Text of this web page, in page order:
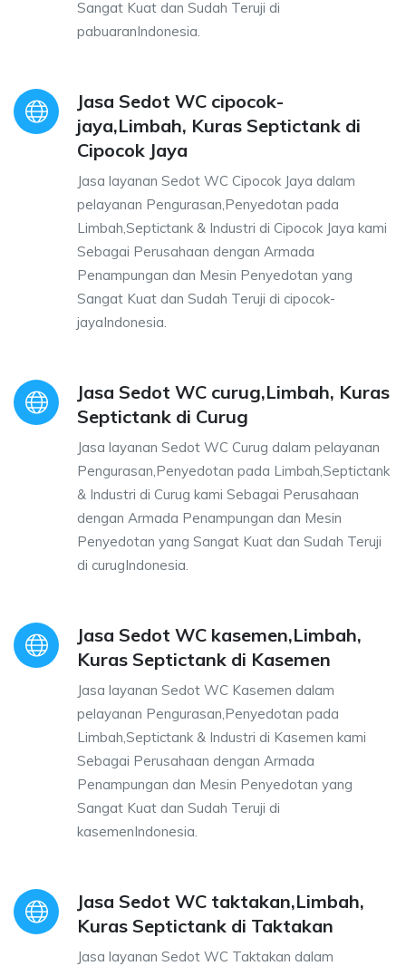
Sangat Kuat dan Sudah Teruji di
pabuaranIndonesia.
Jasa Sedot WC cipocok-
jaya,Limbah, Kuras Septictank di
Cipocok Jaya
Jasa layanan Sedot WC Cipocok Jaya dalam
pelayanan Pengurasan,Penyedotan pada
Limbah,Septictank & Industri di Cipocok Jaya kami
Sebagai Perusahaan dengan Armada
Penampungan dan Mesin Penyedotan yang
Sangat Kuat dan Sudah Teruji di cipocok-
jayaIndonesia.
Jasa Sedot WC curug,Limbah, Kuras
Septictank di Curug
Jasa layanan Sedot WC Curug dalam pelayanan
Pengurasan,Penyedotan pada Limbah,Septictank
& Industri di Curug kami Sebagai Perusahaan
dengan Armada Penampungan dan Mesin
Penyedotan yang Sangat Kuat dan Sudah Teruji
di curugIndonesia.
Jasa Sedot WC kasemen,Limbah,
Kuras Septictank di Kasemen
Jasa layanan Sedot WC Kasemen dalam
pelayanan Pengurasan,Penyedotan pada
Limbah,Septictank & Industri di Kasemen kami
Sebagai Perusahaan dengan Armada
Penampungan dan Mesin Penyedotan yang
Sangat Kuat dan Sudah Teruji di
kasemenIndonesia.
Jasa Sedot WC taktakan,Limbah,
Kuras Septictank di Taktakan
Jasa layanan Sedot WC Taktakan dalam